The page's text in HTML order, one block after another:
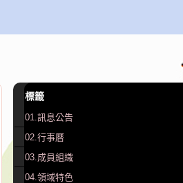
標籤
01.訊息公告
02.行事曆
03.成員組織
04.領域特色